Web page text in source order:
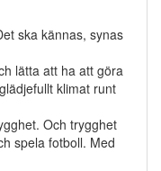
ska kännas, synas
lätta att ha att göra
klimat runt
Och trygghet
spela fotboll. Med